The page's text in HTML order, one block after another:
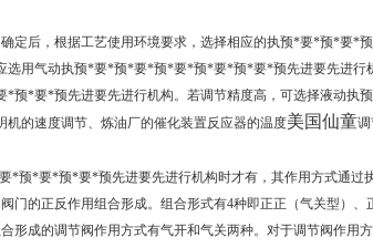
后，根据工艺使用环境要求，选择相应的执预*要*预*要*
选用气动执预*要*预*要*预*要*预*要*预*要*预先进要先进行
*要*预先进要先进行机构。若调节精度高，可选择液动执
的速度调节、炼油厂的催化装置反应器的温度美国仙童
*预*要*预*要*预先进要先进行机构时才有，其作用方式通过
的正反作用组合形成。组合形式有4种即正正（气关型）、
形成的调节阀作用方式有气开和气关两种。对于调节阀作用方